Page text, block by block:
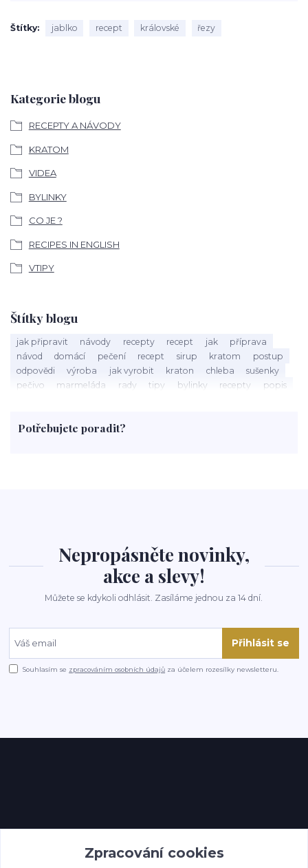
Kategorie blogu
RECEPTY A NÁVODY
KRATOM
VIDEA
BYLINKY
CO JE ?
RECIPES IN ENGLISH
VTIPY
Štítky blogu
jak připravit návody recepty recept jak
příprava
návod
domácí pečení recept sirup kratom
postup
odpovědi
výroba jak vyrobit kraton chleba
sušenky
pečivo
marmeláda rady tipy bylinky recepty
popis
rohlíky
grilování čaj
Potřebujete poradit?
Štítky jablko recept královské řezy
Nepropásněte novinky,
akce a slevy!
Můžete se kdykoli odhlásit. Zasíláme jednou za 14 dní.
Přihlásit se
Souhlasím se zpracováním osobních údajů za účelem rozesílky newsletteru.
Zpracování cookies